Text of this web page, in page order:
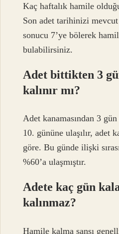
Kaç haftalık hamile
Son adet tarihinizi mevcut
sonucu 7’ye bölerek
bulabilirsiniz.
Adet bittikten 3
kalınır mı?
Adet kanamasından 3
10. gününe ulaşılır, adet
göre. Bu günde ilişki
%60’a ulaşmıştır.
Adete kaç gün
kalınmaz?
Hamile kalma şansı